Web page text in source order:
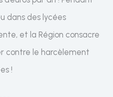
dans des lycées
et la Région consacre
contre le harcèlement
!